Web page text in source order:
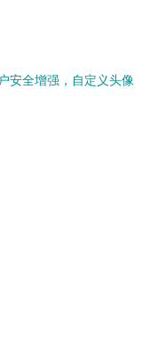
安全增强，自定义头像